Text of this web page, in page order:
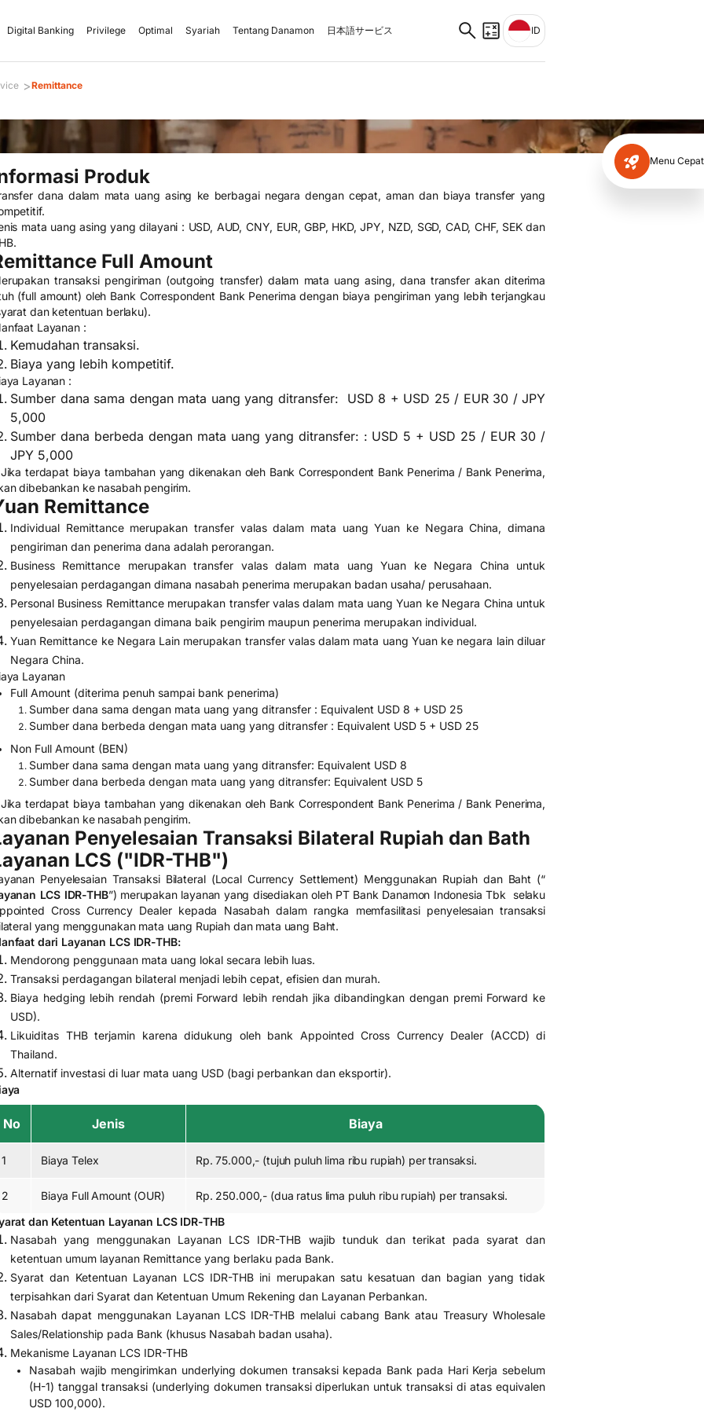
Digital Banking Privilege Optimal Syariah Tentang Danamon 日本語サービス ID
>Remittance
Menu Cepat
Produk
dana dalam mata uang asing ke berbagai negara dengan cepat, aman dan biaya transfer yang
mata uang asing yang dilayani : USD, AUD, CNY, EUR, GBP, HKD, JPY, NZD, SGD, CAD, CHF, SEK dan
Full Amount
transaksi pengiriman (outgoing transfer) dalam mata uang asing, dana transfer akan diterima
(full amount) oleh Bank Correspondent Bank Penerima dengan biaya pengiriman yang lebih terjangkau
dan ketentuan berlaku).
Layanan :
Kemudahan transaksi.
Biaya yang lebih kompetitif.
Layanan :
Sumber dana sama dengan mata uang yang ditransfer: USD 8 + USD 25 / EUR 30 / JPY
5,000
Sumber dana berbeda dengan mata uang yang ditransfer: : USD 5 + USD 25 / EUR 30 /
JPY 5,000
terdapat biaya tambahan yang dikenakan oleh Bank Correspondent Bank Penerima / Bank Penerima,
dibebankan ke nasabah pengirim.
Remittance
Individual Remittance merupakan transfer valas dalam mata uang Yuan ke Negara China, dimana
pengiriman dan penerima dana adalah perorangan.
Business Remittance merupakan transfer valas dalam mata uang Yuan ke Negara China untuk
penyelesaian perdagangan dimana nasabah penerima merupakan badan usaha/ perusahaan.
Personal Business Remittance merupakan transfer valas dalam mata uang Yuan ke Negara China untuk
penyelesaian perdagangan dimana baik pengirim maupun penerima merupakan individual.
Yuan Remittance ke Negara Lain merupakan transfer valas dalam mata uang Yuan ke negara lain diluar
Negara China.
Layanan
Full Amount (diterima penuh sampai bank penerima)
Sumber dana sama dengan mata uang yang ditransfer : Equivalent USD 8 + USD 25
Sumber dana berbeda dengan mata uang yang ditransfer : Equivalent USD 5 + USD 25
Non Full Amount (BEN)
Sumber dana sama dengan mata uang yang ditransfer: Equivalent USD 8
Sumber dana berbeda dengan mata uang yang ditransfer: Equivalent USD 5
terdapat biaya tambahan yang dikenakan oleh Bank Correspondent Bank Penerima / Bank Penerima,
dibebankan ke nasabah pengirim.
Penyelesaian Transaksi Bilateral Rupiah dan Bath
LCS ("IDR-THB")
Penyelesaian Transaksi Bilateral (Local Currency Settlement) Menggunakan Rupiah dan Baht (“
LCS IDR-THB”) merupakan layanan yang disediakan oleh PT Bank Danamon Indonesia Tbk selaku
Cross Currency Dealer kepada Nasabah dalam rangka memfasilitasi penyelesaian transaksi
yang menggunakan mata uang Rupiah dan mata uang Baht.
dari Layanan LCS IDR-THB:
Mendorong penggunaan mata uang lokal secara lebih luas.
Transaksi perdagangan bilateral menjadi lebih cepat, efisien dan murah.
Biaya hedging lebih rendah (premi Forward lebih rendah jika dibandingkan dengan premi Forward ke
USD).
Likuiditas THB terjamin karena didukung oleh bank Appointed Cross Currency Dealer (ACCD) di
Thailand.
Alternatif investasi di luar mata uang USD (bagi perbankan dan eksportir).
No Jenis Biaya
1 Biaya Telex Rp. 75.000,- (tujuh puluh lima ribu rupiah) per transaksi.
2 Biaya Full Amount (OUR) Rp. 250.000,- (dua ratus lima puluh ribu rupiah) per transaksi.
dan Ketentuan Layanan LCS IDR-THB
Nasabah yang menggunakan Layanan LCS IDR-THB wajib tunduk dan terikat pada syarat dan
ketentuan umum layanan Remittance yang berlaku pada Bank.
Syarat dan Ketentuan Layanan LCS IDR-THB ini merupakan satu kesatuan dan bagian yang tidak
terpisahkan dari Syarat dan Ketentuan Umum Rekening dan Layanan Perbankan.
Nasabah dapat menggunakan Layanan LCS IDR-THB melalui cabang Bank atau Treasury Wholesale
Sales/Relationship pada Bank (khusus Nasabah badan usaha).
Mekanisme Layanan LCS IDR-THB
Nasabah wajib mengirimkan underlying dokumen transaksi kepada Bank pada Hari Kerja sebelum
(H-1) tanggal transaksi (underlying dokumen transaksi diperlukan untuk transaksi di atas equivalen
USD 100,000).